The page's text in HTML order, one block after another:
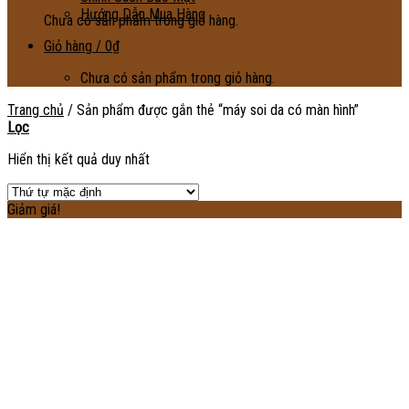
Chưa có sản phẩm trong giỏ hàng.
Hướng Dẫn Mua Hàng
Giỏ hàng / 0₫
Chưa có sản phẩm trong giỏ hàng.
Trang chủ / Sản phẩm được gắn thẻ “máy soi da có màn hình”
Lọc
Hiển thị kết quả duy nhất
Giảm giá!